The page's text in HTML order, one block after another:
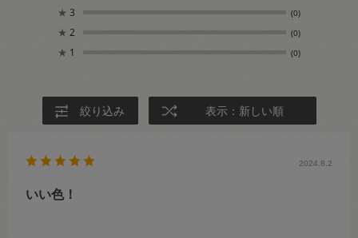
★ 3 (0)
★ 2 (0)
★ 1 (0)
絞り込み 表示：新しい順
2024.8.2
いい色！